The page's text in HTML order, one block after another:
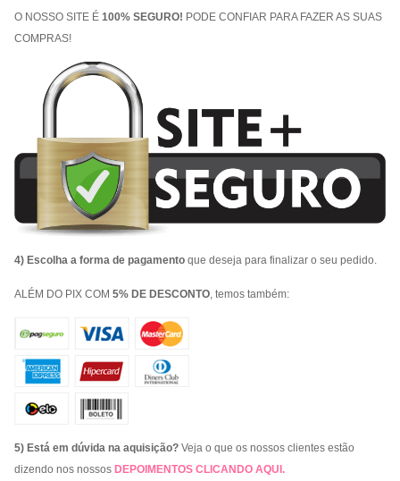
O NOSSO SITE É 100% SEGURO! PODE CONFIAR PARA FAZER AS SUAS
COMPRAS!
4) Escolha a forma de pagamento que deseja para finalizar o seu pedido.
ALÉM DO PIX COM 5% DE DESCONTO, temos também:
5) Está em dúvida na aquisição? Veja o que os nossos clientes estão
dizendo nos nossos DEPOIMENTOS CLICANDO AQUI .